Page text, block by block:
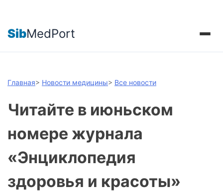
SibMedPort
Главная> Новости медицины> Все новости
Читайте в июньском
номере журнала
«Энциклопедия
здоровья и красоты»